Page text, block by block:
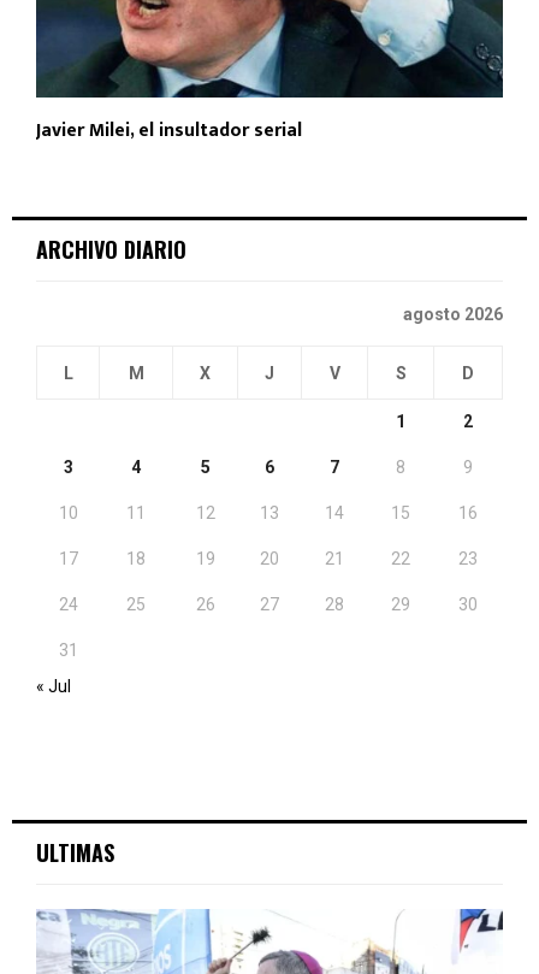
Javier Milei, el insultador serial
ARCHIVO DIARIO
agosto 2026
L M X J V S D
1 2
3 4 5 6 7 8 9
10 11 12 13 14 15 16
17 18 19 20 21 22 23
24 25 26 27 28 29 30
31
« Jul
ULTIMAS